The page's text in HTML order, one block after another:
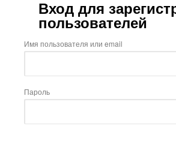
Вход для
пользователей
Имя пользователя или email
Пароль